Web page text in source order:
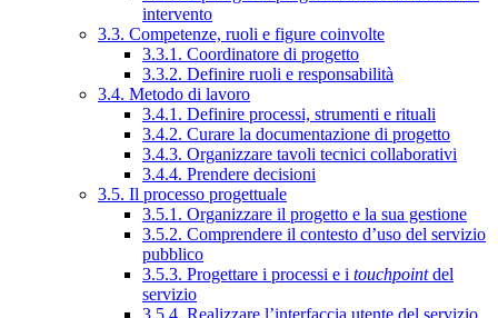
intervento
3.3. Competenze, ruoli e figure coinvolte
3.3.1. Coordinatore di progetto
3.3.2. Definire ruoli e responsabilità
3.4. Metodo di lavoro
3.4.1. Definire processi, strumenti e rituali
3.4.2. Curare la documentazione di progetto
3.4.3. Organizzare tavoli tecnici collaborativi
3.4.4. Prendere decisioni
3.5. Il processo progettuale
3.5.1. Organizzare il progetto e la sua gestione
3.5.2. Comprendere il contesto d’uso del servizio
pubblico
3.5.3. Progettare i processi e i touchpointdel
servizio
3.5.4. Realizzare l’interfaccia utente del servizio